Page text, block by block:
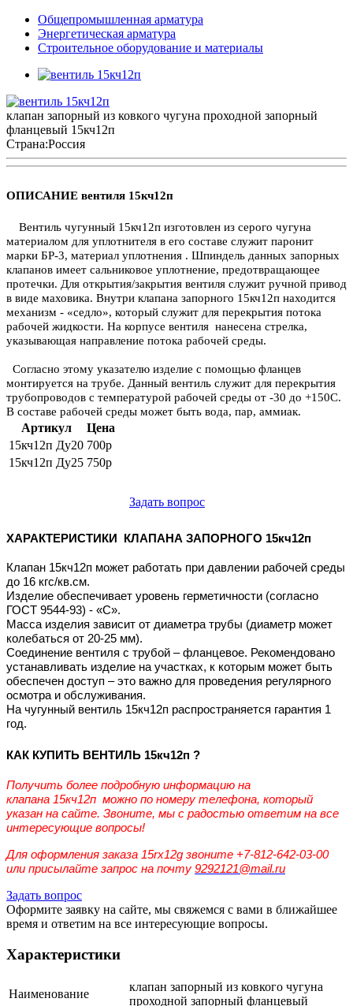
Общепромышленная арматура
Энергетическая арматура
Строительное оборудование и материалы
клапан запорный из ковкого чугуна проходной запорный
фланцевый 15кч12п
Страна:Россия
ОПИСАНИЕ вентиля 15кч12п
Вентиль чугунный 15кч12п изготовлен из серого чугуна
материалом для уплотнителя в его составе служит паронит
марки БР-3, материал уплотнения . Шпиндель данных запорных
клапанов имеет сальниковое уплотнение, предотвращающее
протечки. Для открытия/закрытия вентиля служит ручной привод
в виде маховика. Внутри клапана запорного 15кч12п находится
механизм - «седло», который служит для перекрытия потока
рабочей жидкости. На корпусе вентиля нанесена стрелка,
указывающая направление потока рабочей среды.
Согласно этому указателю изделие с помощью фланцев
монтируется на трубе. Данный вентиль служит для перекрытия
трубопроводов с температурой рабочей среды от -30 до +150С.
В составе рабочей среды может быть вода, пар, аммиак.
Артикул
Цена
15кч12п Ду20 700р
15кч12п Ду25 750р
Задать вопрос
ХАРАКТЕРИСТИКИ КЛАПАНА ЗАПОРНОГО 15кч12п
Клапан 15кч12п может работать при давлении рабочей среды
до 16 кгс/кв.см.
Изделие обеспечивает уровень герметичности (согласно
ГОСТ 9544-93) - «С».
Масса изделия зависит от диаметра трубы (диаметр может
колебаться от 20-25 мм).
Соединение вентиля с трубой – фланцевое. Рекомендовано
устанавливать изделие на участках, к которым может быть
обеспечен доступ – это важно для проведения регулярного
осмотра и обслуживания.
На чугунный вентиль 15кч12п распространяется гарантия 1
год.
КАК КУПИТЬ ВЕНТИЛЬ 15кч12п ?
Получить более подробную информацию на
клапана 15кч12п можно по номеру телефона, который
указан на сайте. Звоните, мы с радостью ответим на все
интересующие вопросы!
Для оформления заказа 15rx12g звоните +7-812-642-03-00
или присылайте запрос на почту 9292121@mail.ru
Задать вопрос
Оформите заявку на сайте, мы свяжемся с вами в ближайшее
время и ответим на все интересующие вопросы.
Характеристики
Наименование
клапан запорный из ковкого чугуна
проходной запорный фланцевый